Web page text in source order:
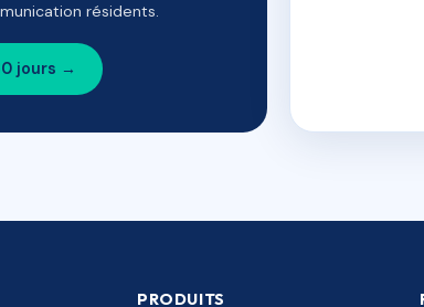
résidents.
jours →
PRODUITS